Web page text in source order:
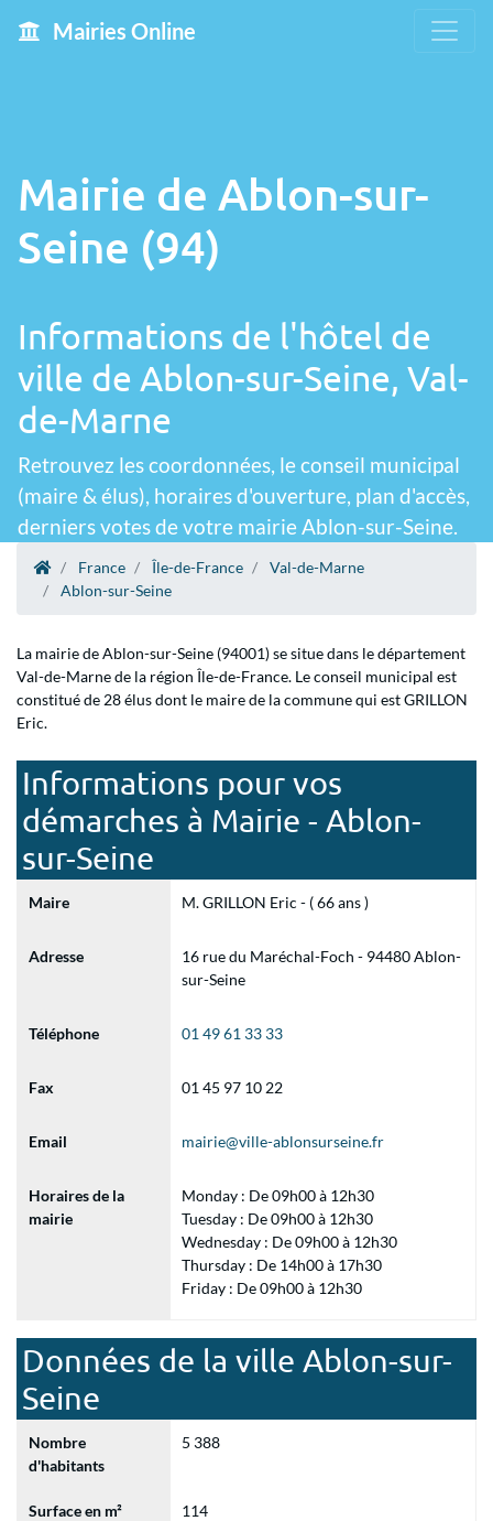
Mairies Online
Mairie de Ablon-sur-
Seine (94)
Informations de l'hôtel de
ville de Ablon-sur-Seine, Val-
de-Marne
Retrouvez les coordonnées, le conseil municipal
(maire & élus), horaires d'ouverture, plan d'accès,
derniers votes de votre mairie Ablon-sur-Seine.
France Île-de-France
Val-de-Marne
Ablon-sur-Seine
La mairie de Ablon-sur-Seine (94001) se situe dans le département
Val-de-Marne de la région Île-de-France. Le conseil municipal est
constitué de 28 élus dont le maire de la commune qui est GRILLON
Eric.
Informations pour vos
démarches à Mairie - Ablon-
sur-Seine
Maire M. GRILLON Eric - ( 66 ans )
Adresse
16 rue du Maréchal-Foch - 94480 Ablon-
sur-Seine
Téléphone 01 49 61 33 33
Fax 01 45 97 10 22
Email mairie@ville-ablonsurseine.fr
Horaires de la
mairie
Monday : De 09h00 à 12h30
Tuesday : De 09h00 à 12h30
Wednesday : De 09h00 à 12h30
Thursday : De 14h00 à 17h30
Friday : De 09h00 à 12h30
Données de la ville Ablon-sur-
Seine
Nombre
d'habitants
5 388
Surface en m² 114